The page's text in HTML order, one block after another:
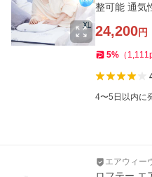
整可能 通気
24,200円
5% （ 1,111
4〜5日以内に
エアウィー